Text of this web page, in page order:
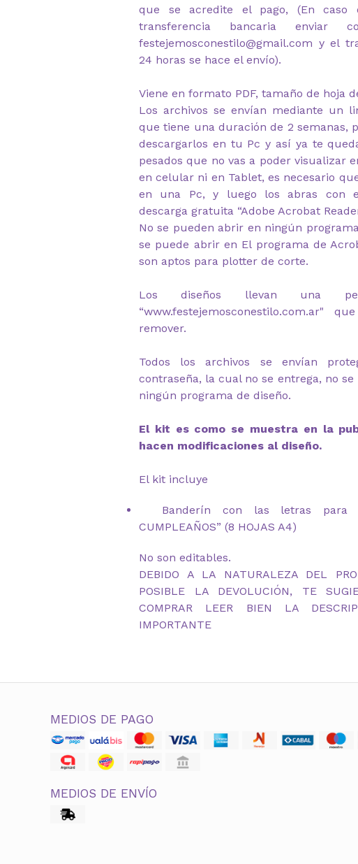
que se acredite el pago, (En caso
transferencia bancaria enviar
festejemosconestilo@gmail.com y el
24 horas se hace el envío).
Viene en formato PDF, tamaño de hoja
Los archivos se envían mediante un
que tiene una duración de 2 semanas,
descargarlos en tu Pc y así ya te
pesados que no vas a poder visualizar
en celular ni en Tablet, es necesario
en una Pc, y luego los abras con
descarga gratuita “Adobe Acrobat
No se pueden abrir en ningún
se puede abrir en El programa de
son aptos para plotter de corte.
Los diseños llevan una
“www.festejemosconestilo.com.ar"
remover.
Todos los archivos se envían
contraseña, la cual no se entrega, no
ningún programa de diseño.
El kit es como se muestra en la
hacen modificaciones al diseño.
El kit incluye
Banderín con las letras para
CUMPLEAÑOS” (8 HOJAS A4)
No son editables.
DEBIDO A LA NATURALEZA DEL
POSIBLE LA DEVOLUCIÓN, TE
COMPRAR LEER BIEN LA
IMPORTANTE
MEDIOS DE PAGO
MEDIOS DE ENVÍO